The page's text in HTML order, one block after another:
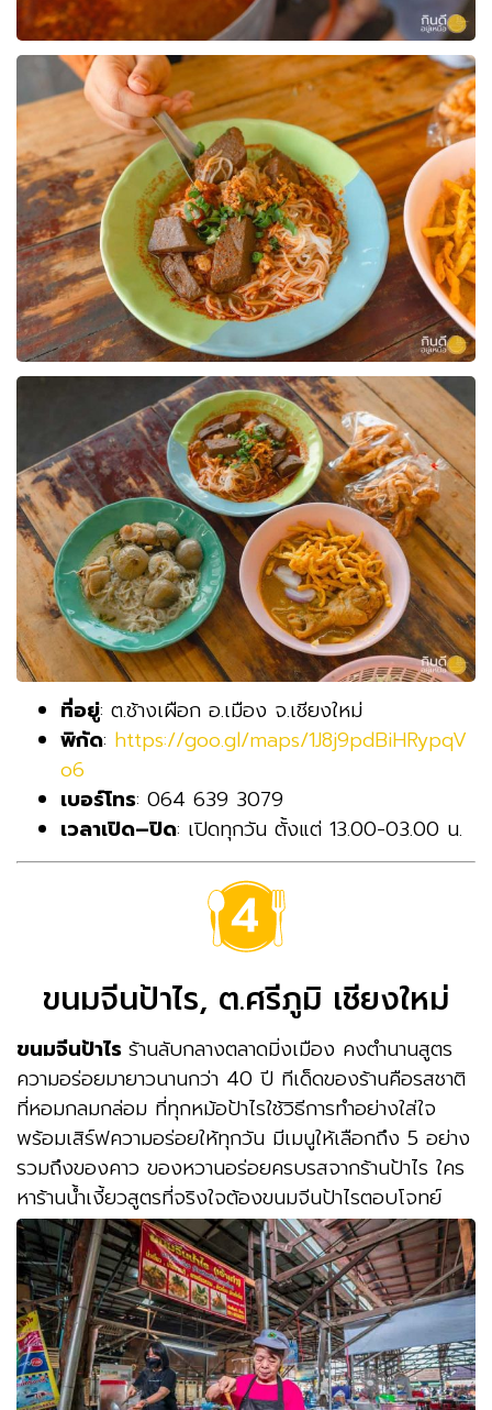
ที่อยู่: ต.ช้างเผือก อ.เมือง จ.เชียงใหม่
พิกัด: https://goo.gl/maps/1J8j9pdBiHRypqV
o6
เบอร์โทร: 064 639 3079
เวลาเปิด–ปิด: เปิดทุกวัน ตั้งแต่ 13.00-03.00 น.
ขนมจีนป้าไร, ต.ศรีภูมิ เชียงใหม่
ขนมจีนป้าไร ร้านลับกลางตลาดมิ่งเมือง คงตำนานสูตร
ความอร่อยมายาวนานกว่า 40 ปี ทีเด็ดของร้านคือรสชาติ
ที่หอมกลมกล่อม ที่ทุกหม้อป้าไรใช้วิธีการทำอย่างใส่ใจ
พร้อมเสิร์ฟความอร่อยให้ทุกวัน มีเมนูให้เลือกถึง 5 อย่าง
รวมถึงของคาว ของหวานอร่อยครบรสจากร้านป้าไร ใคร
หาร้านน้ำเงี้ยวสูตรที่จริงใจต้องขนมจีนป้าไรตอบโจทย์